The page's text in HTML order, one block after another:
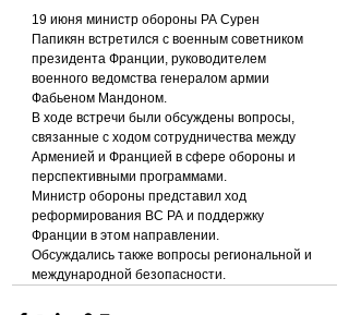
19 июня министр обороны РА Сурен
Папикян встретился с военным советником
президента Франции, руководителем
военного ведомства генералом армии
Фабьеном Мандоном.
В ходе встречи были обсуждены вопросы,
связанные с ходом сотрудничества между
Арменией и Францией в сфере обороны и
перспективными программами.
Министр обороны представил ход
реформирования ВС РА и поддержку
Франции в этом направлении.
Обсуждались также вопросы региональной и
международной безопасности.